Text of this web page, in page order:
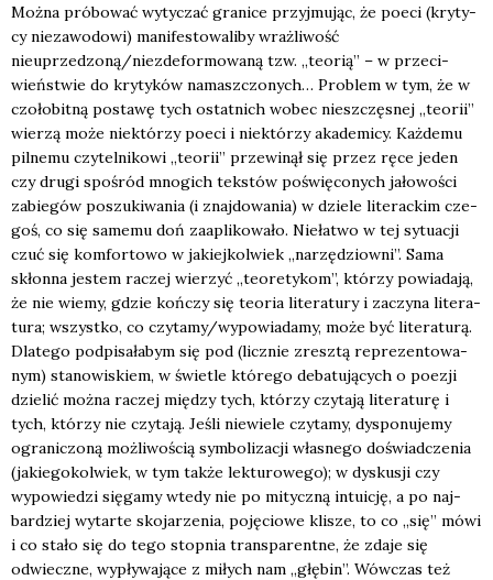
Moż­na pró­bo­wać wyty­czać gra­ni­ce przyj­mu­jąc, że poeci (kry­ty­
cy nie­za­wo­do­wi) mani­fe­sto­wa­li­by wraż­li­wość
nieuprzedzoną/niezdeformowaną tzw. „teo­rią” – w prze­ci­
wień­stwie do kry­ty­ków namasz­czo­nych… Pro­blem w tym, że w
czo­ło­bit­ną posta­wę tych ostat­nich wobec nie­szczę­snej „teo­rii”
wie­rzą może nie­któ­rzy poeci i nie­któ­rzy aka­de­mi­cy. Każ­de­mu
pil­ne­mu czy­tel­ni­ko­wi „teo­rii” prze­wi­nął się przez ręce jeden
czy dru­gi spo­śród mno­gich tek­stów poświę­co­nych jało­wo­ści
zabie­gów poszu­ki­wa­nia (i znaj­do­wa­nia) w dzie­le lite­rac­kim cze­
goś, co się same­mu doń zaapli­ko­wa­ło. Nie­ła­two w tej sytu­acji
czuć się kom­for­to­wo w jakiej­kol­wiek „narzę­dziow­ni”. Sama
skłon­na jestem raczej wie­rzyć „teo­re­ty­kom”, któ­rzy powia­da­ją,
że nie wie­my, gdzie koń­czy się teo­ria lite­ra­tu­ry i zaczy­na lite­ra­
tu­ra; wszyst­ko, co czytamy/wypowiadamy, może być lite­ra­tu­rą.
Dla­te­go pod­pi­sa­ła­bym się pod (licz­nie zresz­tą repre­zen­to­wa­
nym) sta­no­wi­skiem, w świe­tle któ­re­go deba­tu­ją­cych o poezji
dzie­lić moż­na raczej mię­dzy tych, któ­rzy czy­ta­ją lite­ra­tu­rę i
tych, któ­rzy nie czy­ta­ją. Jeśli nie­wie­le czy­ta­my, dys­po­nu­je­my
ogra­ni­czo­ną moż­li­wo­ścią sym­bo­li­za­cji wła­sne­go doświad­cze­nia
(jakie­go­kol­wiek, w tym tak­że lek­tu­ro­we­go); w dys­ku­sji czy
wypo­wie­dzi się­ga­my wte­dy nie po mitycz­ną intu­icję, a po naj­
bar­dziej wytar­te sko­ja­rze­nia, poję­cio­we kli­sze, to co „się” mówi
i co sta­ło się do tego stop­nia trans­pa­rent­ne, że zda­je się
odwiecz­ne, wypły­wa­ją­ce z miłych nam „głę­bin”. Wów­czas też